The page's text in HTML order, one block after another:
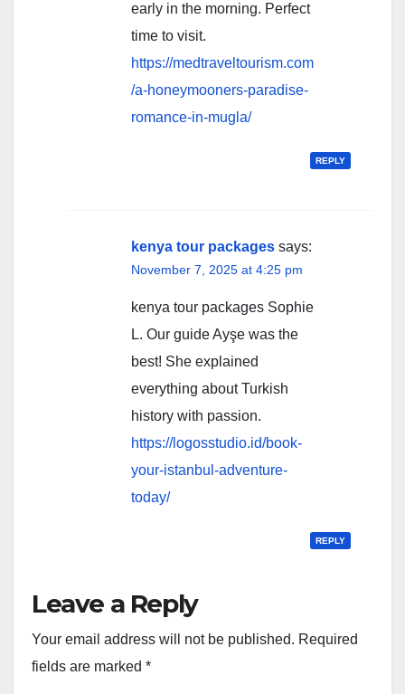
early in the morning. Perfect
time to visit.
https://medtraveltourism.com
/a-honeymooners-paradise-
romance-in-mugla/
REPLY
kenya tour packages says:
November 7, 2025 at 4:25 pm
kenya tour packages Sophie
L. Our guide Ayşe was the
best! She explained
everything about Turkish
history with passion.
https://logosstudio.id/book-
your-istanbul-adventure-
today/
REPLY
Leave a Reply
Your email address will not be published. Required
fields are marked *